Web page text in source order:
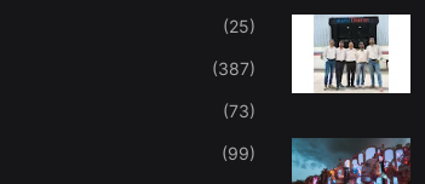
(25)
(387)
(73)
(99)